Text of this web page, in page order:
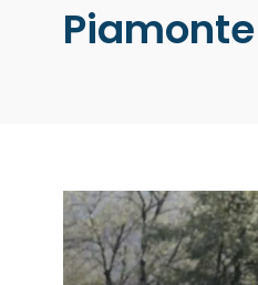
Piamonte